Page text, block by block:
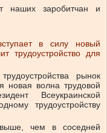
наших заробитчан и
в силу новый
трудоустройство для
рынок
новая волна трудовой
Всеукраинской
трудоустройству
чем в соседней